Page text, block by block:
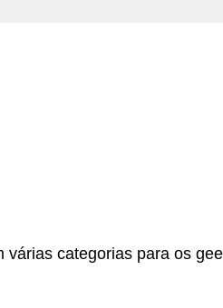
várias categorias para os